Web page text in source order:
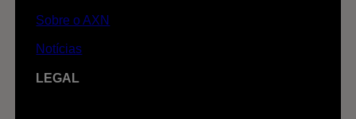
Sobre o AXN
Notícias
LEGAL